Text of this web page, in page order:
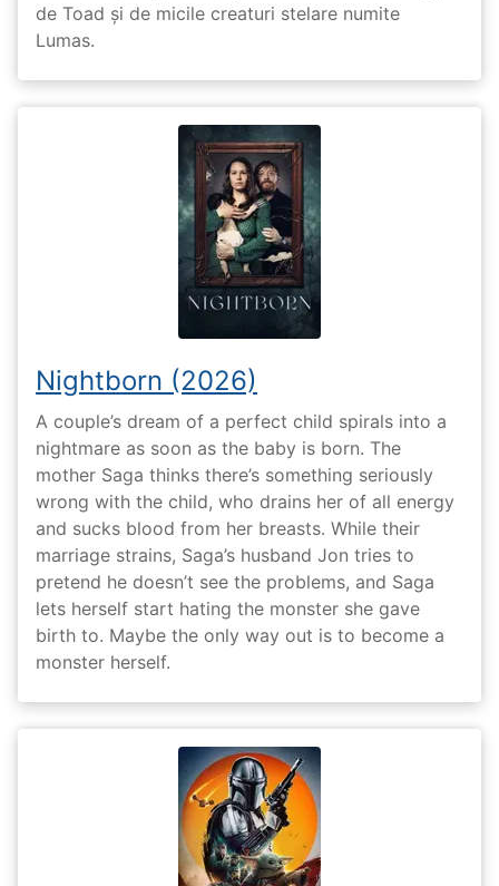
de Toad și de micile creaturi stelare numite
Lumas.
Nightborn (2026)
A couple’s dream of a perfect child spirals into a
nightmare as soon as the baby is born. The
mother Saga thinks there’s something seriously
wrong with the child, who drains her of all energy
and sucks blood from her breasts. While their
marriage strains, Saga’s husband Jon tries to
pretend he doesn’t see the problems, and Saga
lets herself start hating the monster she gave
birth to. Maybe the only way out is to become a
monster herself.